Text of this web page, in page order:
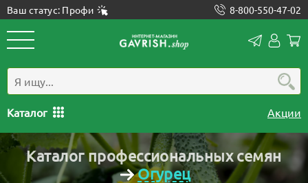
Ваш статус: Профи 8-800-550-47-02
Каталог Акции
Каталог профессиональных семян
Огурец